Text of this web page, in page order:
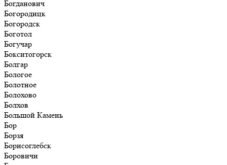
Богданович
Богородицк
Богородск
Боготол
Богучар
Бокситогорск
Болгар
Бологое
Болотное
Болохово
Болхов
Большой Камень
Бор
Борзя
Борисоглебск
Боровичи